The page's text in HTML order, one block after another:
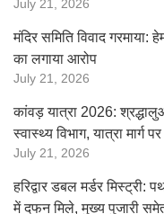
July 21, 2026
मंदिर समिति विवाद गरमाया:
का लगाया आरोप
July 21, 2026
कांवड़ यात्रा 2026:
स्वास्थ्य विभाग, यात्रा मार्ग
July 21, 2026
हरिद्वार डबल मर्डर
में दफन मिले, मुख्य पुजारी